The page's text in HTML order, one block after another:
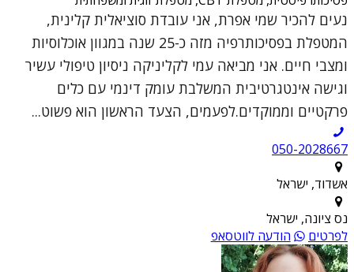
נעים להכיר שמי אפרת, אני עובדת סוציאלית קלינית,
המטפלת בפסיכותרפיה מזה כ-25 שנה במגוון אוכלוסיות
ומצבי חיים. אני מביאה עמי לקליניקה ניסיון טיפולי עשיר
וגישה אינטגרטיבית המשלבת עומק דינמי עם כלים
פרקטיים וממוקדים.לפעמים, הצעד הראשון הוא פשוט...
050-2028667
אשדוד, ישראל
נס ציונה, ישראל
לפרטים
הודעה לווטסאפ